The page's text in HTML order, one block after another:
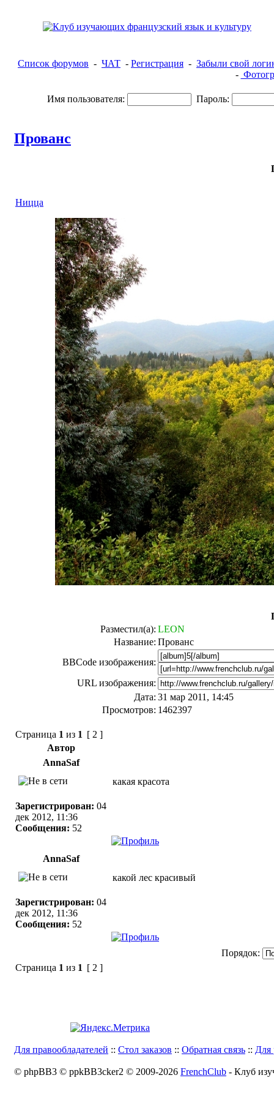
Список форумов - ЧАТ - Регистрация - Забыли свой
-
Имя пользователя: Пароль:
Прованс
Ницца
Разместил(а): LEON
Название: Прованс
BBCode изображения:
URL изображения:
Дата: 31 мар 2011, 14:45
Просмотров: 1462397
Страница 1 из 1 [ 2 ]
Автор
AnnaSaf
Зарегистрирован: 04
дек 2012, 11:36
Сообщения: 52
какая красота
AnnaSaf
Зарегистрирован: 04
дек 2012, 11:36
Сообщения: 52
какой лес красивый
Порядок:
Страница 1 из 1 [ 2 ]
Для правообладателей :: Стол заказов :: Обратная связь :: Для
© phpBB3 © ppkBB3cker2 © 2009-2026 FrenchClub - Клуб